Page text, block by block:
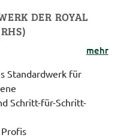
DER ROYAL
mehr
Standardwerk für
Schritt-für-Schritt-